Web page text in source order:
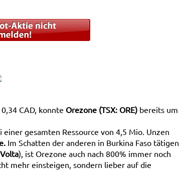
CAD, konnte Orezone (TSX: ORE) bereits um
gesamten Ressource von 4,5 Mio. Unzen
Im Schatten der anderen in Burkina Faso tätigen
), ist Orezone auch nach 800% immer noch
mehr einsteigen, sondern lieber auf die